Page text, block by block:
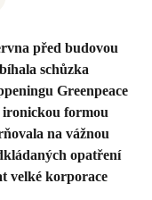
před budovou
schůzka
Greenpeace
formou
na vážnou
opatření
velké korporace